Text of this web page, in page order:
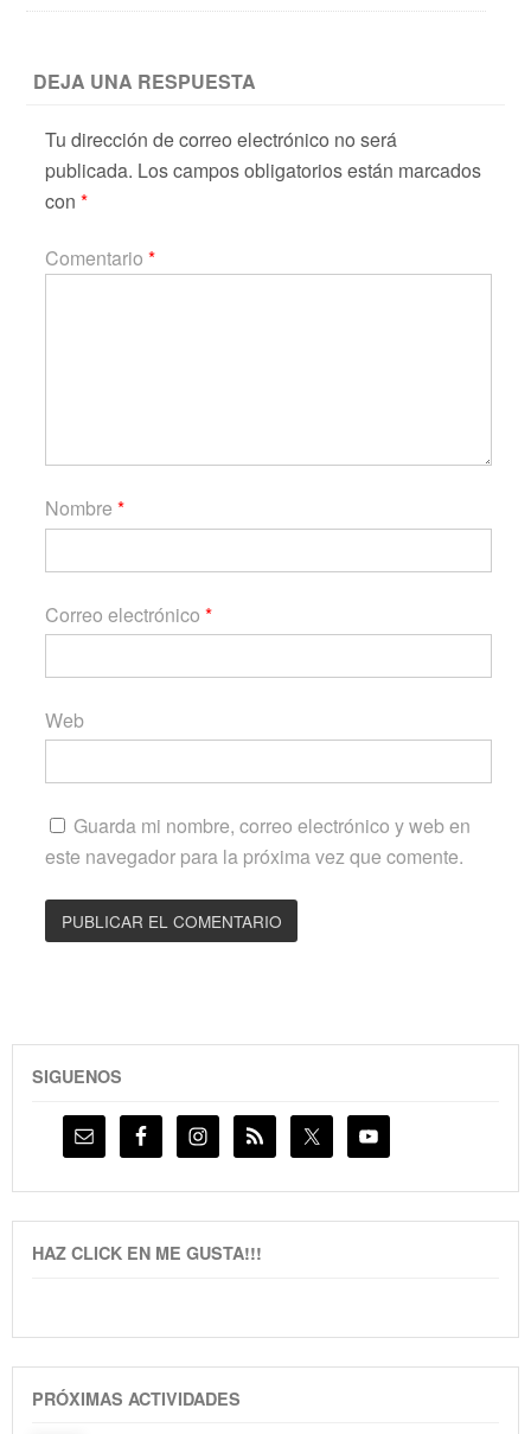
DEJA UNA RESPUESTA
Tu dirección de correo electrónico no será
publicada. Los campos obligatorios están marcados
con *
Comentario *
Nombre *
Correo electrónico *
Web
Guarda mi nombre, correo electrónico y web en
este navegador para la próxima vez que comente.
SIGUENOS
HAZ CLICK EN ME GUSTA!!!
PRÓXIMAS ACTIVIDADES